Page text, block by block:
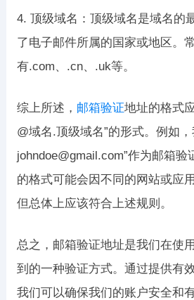
4. 顶级域名：顶级域名是域名的
了电子邮件所属的国家或地区。
有.com、.cn、.uk等。
综上所述， 邮箱验证地址的格式
@域名.顶级域名”的形式。例如
johndoe@gmail.com”作为邮箱
的格式可能会因不同的网站或应
但总体上应该符合上述规则。
总之，邮箱验证地址是我们在使
到的一种验证方式。通过提供有
我们可以确保我们的账户安全和